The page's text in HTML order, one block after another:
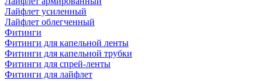
Лайфлет усиленный
Лайфлет облегченный
Фитинги
Фитинги для капельной ленты
Фитинги для капельной трубки
Фитинги для спрей-ленты
Фитинги для лайфлет